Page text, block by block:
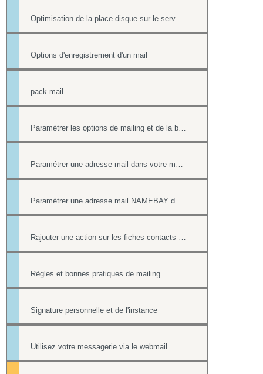
Optimisation de la place disque sur le serveur de mail
Options d'enregistrement d'un mail
pack mail
Paramétrer les options de mailing et de la boîte contact
Paramétrer une adresse mail dans votre messagerie
Paramétrer une adresse mail NAMEBAY dans votre messagerie
Rajouter une action sur les fiches contacts de chacun des destinataires d'un mailing
Règles et bonnes pratiques de mailing
Signature personnelle et de l'instance
Utilisez votre messagerie via le webmail